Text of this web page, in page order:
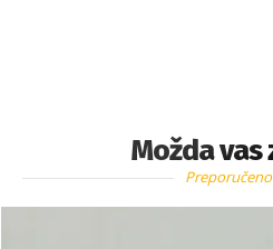
Možda vas
Preporučeno